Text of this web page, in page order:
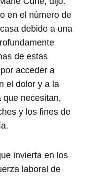
en el número de
debido a una
de estas
acceder a
el dolor y a la
que necesitan,
y los fines de
invierta en los
laboral de